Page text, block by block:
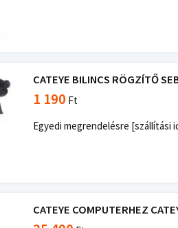
CATEYE BILINCS RÖGZÍTŐ
1 190 Ft
Egyedi megrendelésre [szállítási
CATEYE COMPUTERHEZ